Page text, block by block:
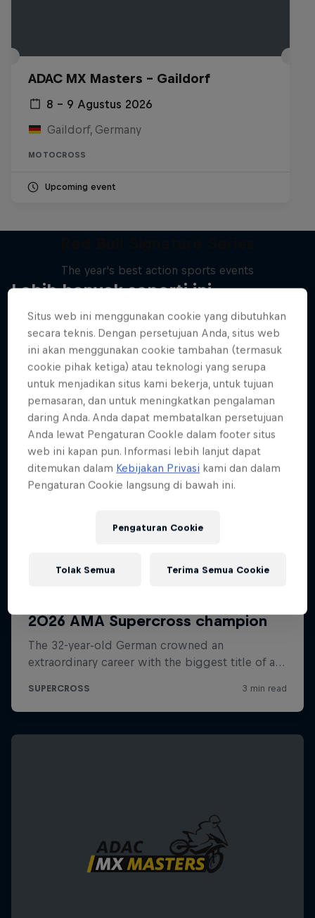
ADAC MX Masters – Gaildorf
8 – 9 Agustus 2026
Gaildorf, Germany
MOTOCROSS
Upcoming event
Lebih banyak seperti ini
The year's best action sports events
SURFING
Situs web ini menggunakan cookie yang dibutuhkan
secara teknis. Dengan persetujuan Anda, situs web
ini akan menggunakan cookie tambahan (termasuk
cookie pihak ketiga) atau teknologi yang serupa
untuk menjadikan situs kami bekerja, untuk tujuan
pemasaran, dan untuk meningkatkan pengalaman
daring Anda. Anda dapat membatalkan persetujuan
Anda lewat Pengaturan CookIe dalam footer situs
web ini kapan pun. Informasi lebih lanjut dapat
ditemukan dalam Kebijakan Privasi kami dan dalam
Pengaturan Cookie langsung di bawah ini.
Pengaturan Cookie
Tolak Semua Terima Semua Cookie